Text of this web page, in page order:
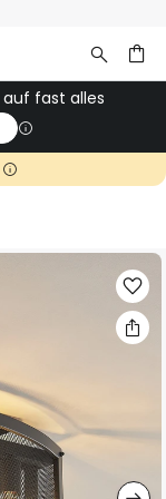
auf fast alles